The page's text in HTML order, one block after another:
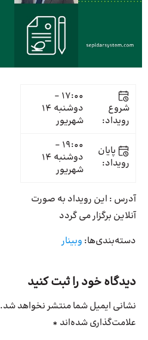
شروع
رویداد:
17:00 -
دوشنبه 14
شهریور
پایان
رویداد:
19:00 -
دوشنبه 14
شهریور
آدرس : این رویداد به صورت
آنلاین برگزار می گردد
دسته‌بندی‌ها: وبینار
دیدگاه خود را ثبت کنید
نشانی ایمیل شما منتشر نخواهد شد.
علامت‌گذاری شده‌اند *